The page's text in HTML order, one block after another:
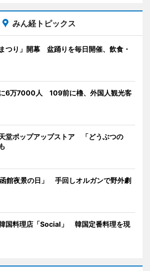
みん経トピックス
つり」開幕 盆踊りを毎日開催、飲食・
に6万7000人 109前に櫓、外国人観光客
堂ポップアップストア 「どうぶつの
館夜景の日」 手回しオルガンで野外劇
国料理店「Social」 韓国定番料理を現